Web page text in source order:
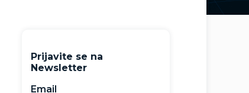
Prijavite se na
Newsletter
Email